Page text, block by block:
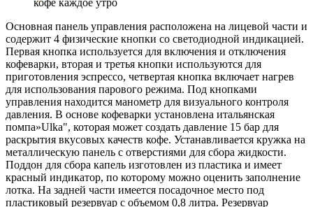
Основная панель управления расположена на лицевой части и
содержит 4 физические кнопки со светодиодной индикацией.
Первая кнопка используется для включения и отключения
кофеварки, вторая и третья кнопки используются для
приготовления эспрессо, четвертая кнопка включает нагрев
для использования парового режима. Под кнопками
управления находится манометр для визуального контроля
давления. В основе кофеварки установлена итальянская
помпа»Ulka", которая может создать давление 15 бар для
раскрытия вкусовых качеств кофе. Устанавливается кружка на
металлическую панель с отверстиями для сбора жидкости.
Поддон для сбора капель изготовлен из пластика и имеет
красный индикатор, по которому можно оценить заполнение
лотка. На задней части имеется посадочное место под
пластиковый резервуар с объемом 0,8 литра. Резервуар